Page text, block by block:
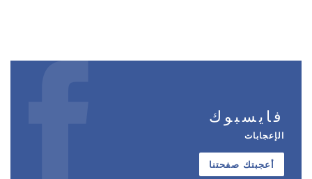
فايسبوك
الإعجابات
أعجبتك صفحتنا